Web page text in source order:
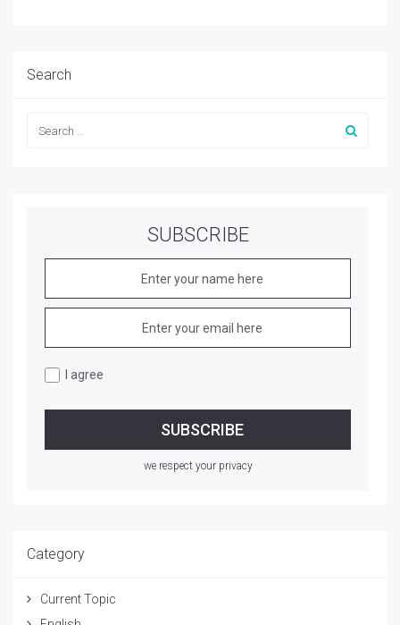
Search
SUBSCRIBE
I agree
we respect your privacy
Category
Current Topic